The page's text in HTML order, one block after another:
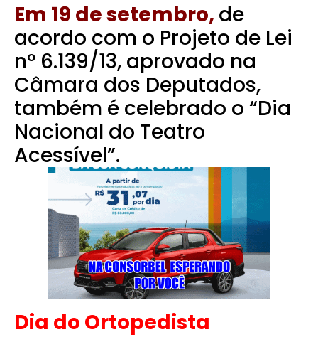
Em 19 de setembro, de
acordo com o Projeto de Lei
nº 6.139/13, aprovado na
Câmara dos Deputados,
também é celebrado o “Dia
Nacional do Teatro
Acessível”.
Dia do Ortopedista